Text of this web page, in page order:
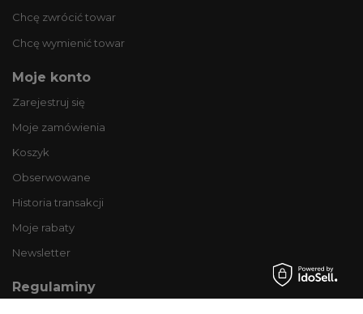
Chcę zwrócić towar
Chcę wymienić towar
Moje konto
Zarejestruj się
Moje zamówienia
Koszyk
Obserwowane
Historia transakcji
Moje rabaty
Newsletter
Regulaminy